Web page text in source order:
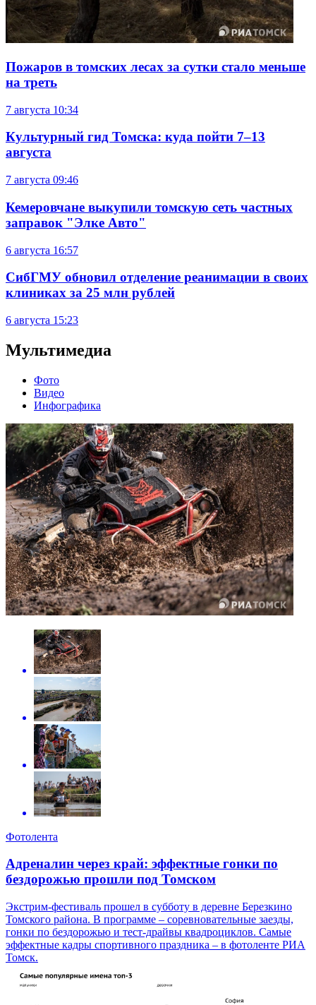
Пожаров в томских лесах за сутки стало меньше
на треть
7 августа 10:34
Культурный гид Томска: куда пойти 7–13
августа
7 августа 09:46
Кемеровчане выкупили томскую сеть частных
заправок "Элке Авто"
6 августа 16:57
СибГМУ обновил отделение реанимации в своих
клиниках за 25 млн рублей
6 августа 15:23
Мультимедиа
Фото
Видео
Инфографика
Фотолента
Адреналин через край: эффектные гонки по
бездорожью прошли под Томском
Экстрим-фестиваль прошел в субботу в деревне Березкино
Томского района. В программе – соревновательные заезды,
гонки по бездорожью и тест-драйвы квадроциклов. Самые
эффектные кадры спортивного праздника – в фотоленте РИА
Томск.